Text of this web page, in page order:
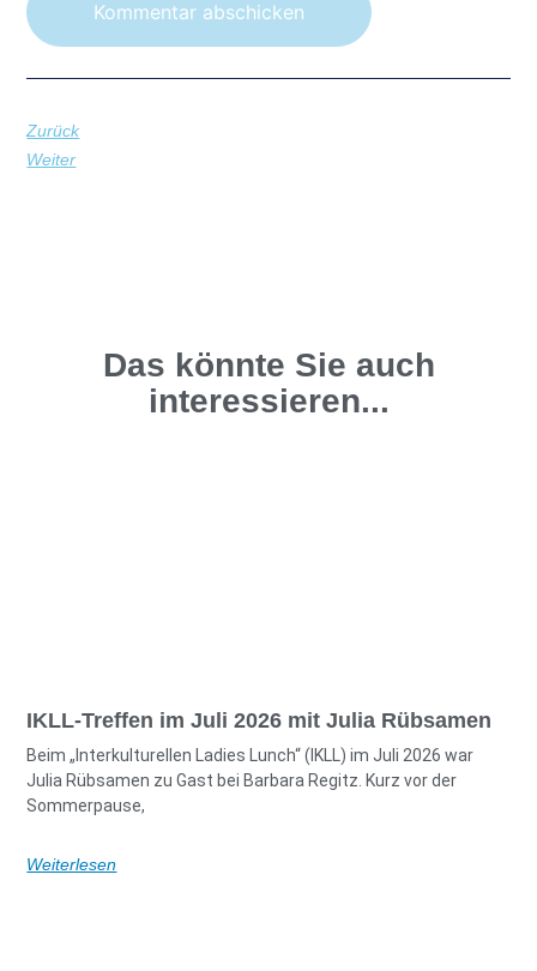
Zurück
Weiter
Das könnte Sie auch
interessieren...
IKLL-Treffen im Juli 2026 mit Julia Rübsamen
Beim „Interkulturellen Ladies Lunch“ (IKLL) im Juli 2026 war
Julia Rübsamen zu Gast bei Barbara Regitz. Kurz vor der
Sommerpause,
Weiterlesen